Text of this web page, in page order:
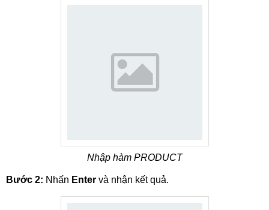
Nhập hàm PRODUCT
Bước 2: Nhấn Enter và nhận kết quả.